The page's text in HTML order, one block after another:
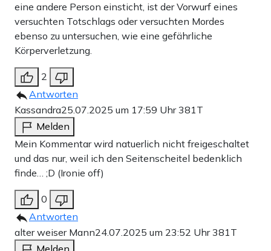
eine andere Person einsticht, ist der Vorwurf eines
versuchten Totschlags oder versuchten Mordes
ebenso zu untersuchen, wie eine gefährliche
Körperverletzung.
2
Antworten
Kassandra25.07.2025 um 17:59 Uhr381T
Melden
Mein Kommentar wird natuerlich nicht freigeschaltet
und das nur, weil ich den Seitenscheitel bedenklich
finde… ;D (Ironie off)
0
Antworten
alter weiser Mann24.07.2025 um 23:52 Uhr381T